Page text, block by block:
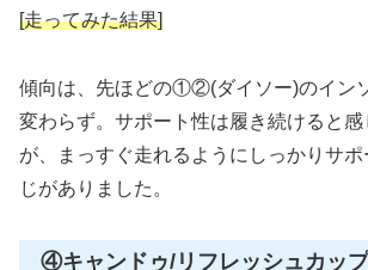
[走ってみた結果]
傾向は、先ほどの①②(ダイソー)のイン
変わらず。サポート性は履き続けると
が、まっすぐ走れるようにしっかりサ
じがありました。
④キャンドゥ/リフレッシュカッ